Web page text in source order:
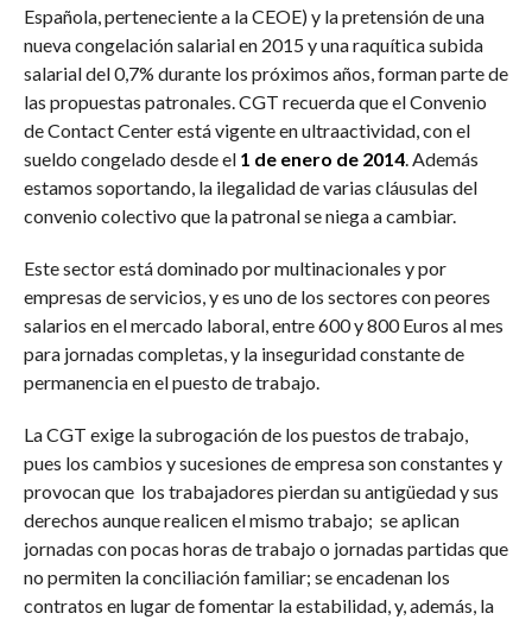
Española, perteneciente a la CEOE) y la pretensión de una
nueva congelación salarial en 2015 y una raquítica subida
salarial del 0,7% durante los próximos años, forman parte de
las propuestas patronales. CGT recuerda que el Convenio
de Contact Center está vigente en ultraactividad, con el
sueldo congelado desde el 1 de enero de 2014. Además
estamos soportando, la ilegalidad de varias cláusulas del
convenio colectivo que la patronal se niega a cambiar.
Este sector está dominado por multinacionales y por
empresas de servicios, y es uno de los sectores con peores
salarios en el mercado laboral, entre 600 y 800 Euros al mes
para jornadas completas, y la inseguridad constante de
permanencia en el puesto de trabajo.
La CGT exige la subrogación de los puestos de trabajo,
pues los cambios y sucesiones de empresa son constantes y
provocan que los trabajadores pierdan su antigüedad y sus
derechos aunque realicen el mismo trabajo; se aplican
jornadas con pocas horas de trabajo o jornadas partidas que
no permiten la conciliación familiar; se encadenan los
contratos en lugar de fomentar la estabilidad, y, además, la